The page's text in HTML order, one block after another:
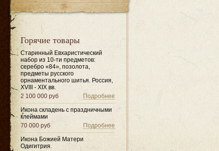
Горячие товары
Старинный Евхаристический
набор из 10-ти предметов:
серебро «84», позолота,
предметы русского
орнаментального шитья. Россия,
XVIII - XIX вв.
Подробнее
2 100 000 руб
Икона складень с праздничными
клеймами
Подробнее
70 000 руб
Икона Божией Матери
Одигитрия.